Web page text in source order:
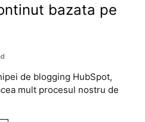
bazata pe
de blogging HubSpot,
mult procesul nostru de